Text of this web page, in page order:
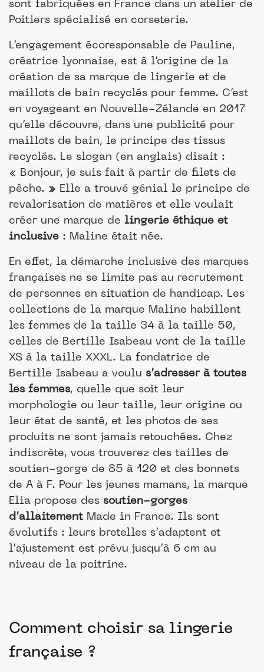
sont fabriquées en France dans un atelier de
Poitiers spécialisé en corseterie.
L’engagement écoresponsable de Pauline,
créatrice lyonnaise, est à l’origine de la
création de sa marque de lingerie et de
maillots de bain recyclés pour femme. C’est
en voyageant en Nouvelle-Zélande en 2017
qu’elle découvre, dans une publicité pour
maillots de bain, le principe des tissus
recyclés. Le slogan (en anglais) disait :
« Bonjour, je suis fait à partir de filets de
pêche. » Elle a trouvé génial le principe de
revalorisation de matières et elle voulait
créer une marque de lingerie éthique et
inclusive : Maline était née.
En effet, la démarche inclusive des marques
françaises ne se limite pas au recrutement
de personnes en situation de handicap. Les
collections de la marque Maline habillent
les femmes de la taille 34 à la taille 50,
celles de Bertille Isabeau vont de la taille
XS à la taille XXXL. La fondatrice de
Bertille Isabeau a voulu s’adresser à toutes
les femmes, quelle que soit leur
morphologie ou leur taille, leur origine ou
leur état de santé, et les photos de ses
produits ne sont jamais retouchées. Chez
indiscrète, vous trouverez des tailles de
soutien-gorge de 85 à 120 et des bonnets
de A à F. Pour les jeunes mamans, la marque
Elia propose des soutien-gorges
d’allaitement Made in France. Ils sont
évolutifs : leurs bretelles s’adaptent et
l’ajustement est prévu jusqu’à 6 cm au
niveau de la poitrine.
Comment choisir sa lingerie
française ?